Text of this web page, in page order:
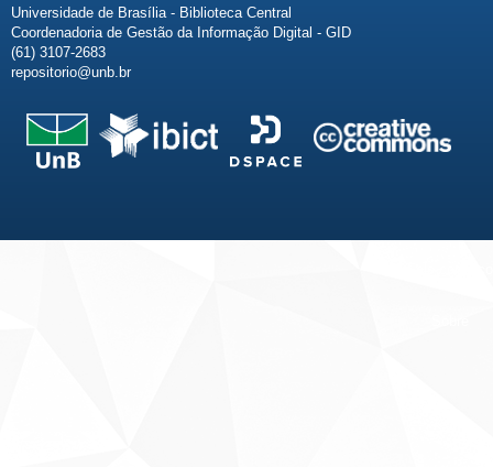
Universidade de Brasília - Biblioteca Central
Coordenadoria de Gestão da Informação Digital - GID
(61) 3107-2683
repositorio@unb.br